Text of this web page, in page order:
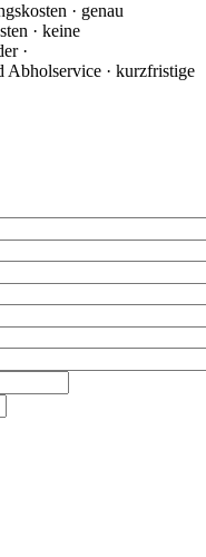
· genau
· keine
·
Abholservice · kurzfristige